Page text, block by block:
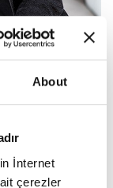
About
İnternet
çerezler
ve destek